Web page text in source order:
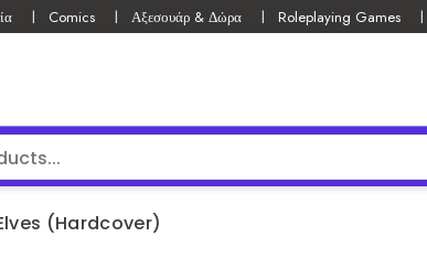
Comics Αξεσουάρ & Δώρα Roleplaying Games
(Hardcover)